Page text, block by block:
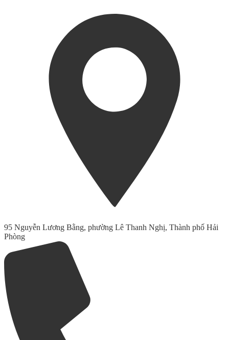
95 Nguyễn Lương Bằng, phường Lê Thanh Nghị, Thành phố Hải
Phòng